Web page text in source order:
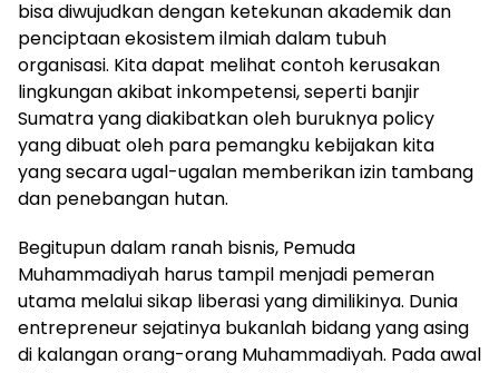
bisa diwujudkan dengan ketekunan akademik dan
penciptaan ekosistem ilmiah dalam tubuh
organisasi. Kita dapat melihat contoh kerusakan
lingkungan akibat inkompetensi, seperti banjir
Sumatra yang diakibatkan oleh buruknya policy
yang dibuat oleh para pemangku kebijakan kita
yang secara ugal-ugalan memberikan izin tambang
dan penebangan hutan.
Begitupun dalam ranah bisnis, Pemuda
Muhammadiyah harus tampil menjadi pemeran
utama melalui sikap liberasi yang dimilikinya. Dunia
entrepreneur sejatinya bukanlah bidang yang asing
di kalangan orang-orang Muhammadiyah. Pada awal